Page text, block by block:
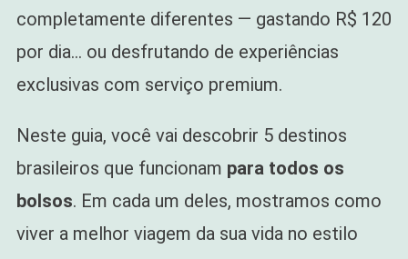
Real
2025)
completamente diferentes — gastando R$ 120
por dia… ou desfrutando de experiências
exclusivas com serviço premium.
Neste guia, você vai descobrir 5 destinos
brasileiros que funcionam para todos os
bolsos. Em cada um deles, mostramos como
viver a melhor viagem da sua vida no estilo